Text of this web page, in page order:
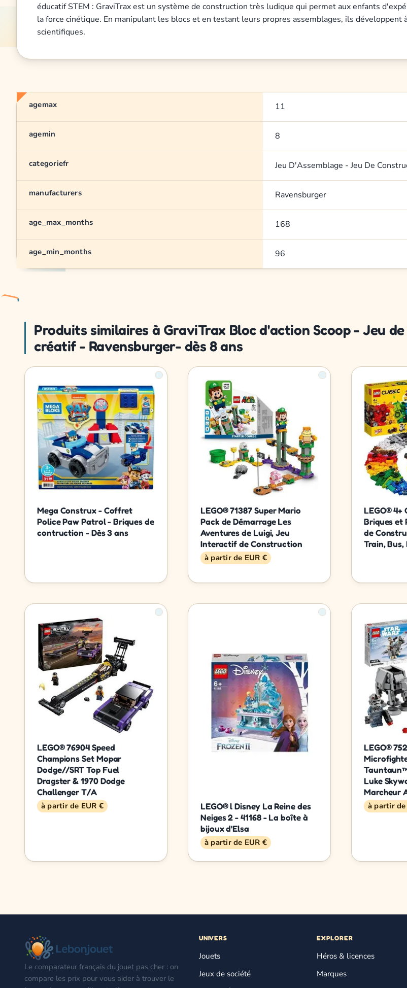
éducatif STEM : GraviTrax est un système de construction très ludique qui permet aux enfants
la force cinétique. En manipulant les blocs et en testant leurs propres assemblages, ils
scientifiques.
agemax 11
agemin 8
categoriefr Jeu D'Assemblage - Jeu De
manufacturers Ravensburger
age_max_months 168
age_min_months 96
Produits similaires à GraviTrax Bloc d'action Scoop - Jeu
créatif - Ravensburger- dès 8 ans
Mega Construx - Coffret
Police Paw Patrol - Briques de
contruction - Dès 3 ans
LEGO® 71387 Super Mario
Pack de Démarrage Les
Aventures de Luigi, Jeu
Interactif de Construction
à partir de EUR €
LEGO® 4+
Briques et
de
Train, Bus,
LEGO® 76904 Speed
Champions Set Mopar
Dodge//SRT Top Fuel
Dragster & 1970 Dodge
Challenger T/A
à partir de EUR €
LEGO® l Disney La Reine des
Neiges 2 - 41168 - La boîte à
bijoux d'Elsa
à partir de EUR €
LEGO®
Luke
Marcheur
à partir de
Le comparateur français du jouet pas cher : on
compare les prix pour vous aider à trouver le
UNIVERS
Jouets
Jeux de société
EXPLORER
Héros & licences
Marques